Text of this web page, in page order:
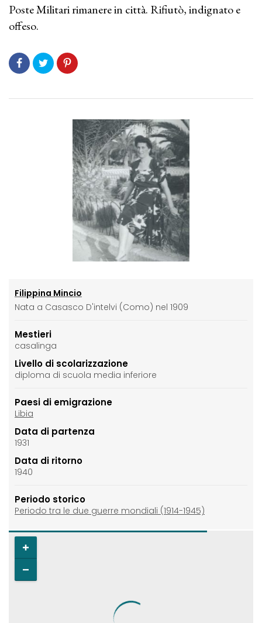
Poste Militari rimanere in città. Rifiutò, indignato e
offeso.
Filippina Mincio
Nata a Casasco D'intelvi (Como) nel 1909
Mestieri
casalinga
Livello di scolarizzazione
diploma di scuola media inferiore
Paesi di emigrazione
Libia
Data di partenza
1931
Data di ritorno
1940
Periodo storico
Periodo tra le due guerre mondiali (1914-1945)